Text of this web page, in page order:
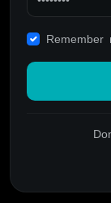
Remember